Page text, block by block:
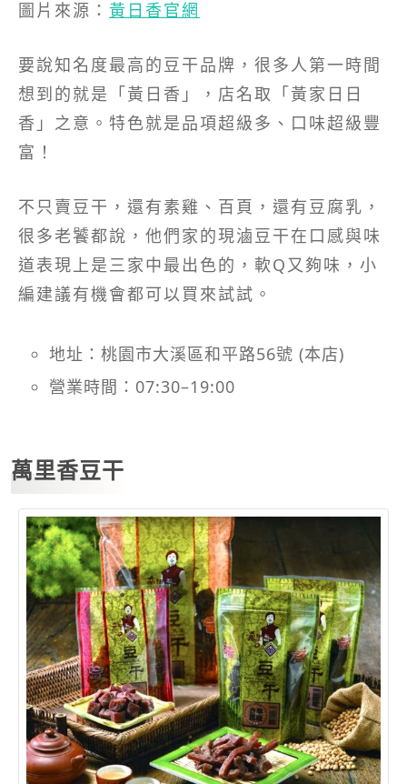
圖片來源： 黃日香官網
要說知名度最高的豆干品牌，很多人第一時間
想到的就是「黃日香」，店名取「黃家日日
香」之意。特色就是品項超級多、口味超級豐
富！
不只賣豆干，還有素雞、百頁，還有豆腐乳，
很多老饕都說，他們家的現滷豆干在口感與味
道表現上是三家中最出色的，軟Q又夠味，小
編建議有機會都可以買來試試。
地址：桃園市大溪區和平路56號 (本店)
營業時間：07:30–19:00
萬里香豆干